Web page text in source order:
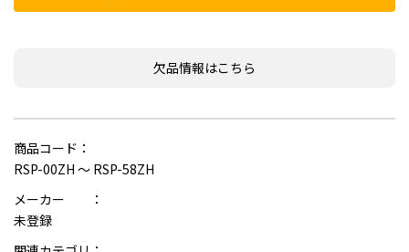
欠品情報はこちら
商品コード：
RSP-00ZH ～ RSP-58ZH
メーカー ：
未登録